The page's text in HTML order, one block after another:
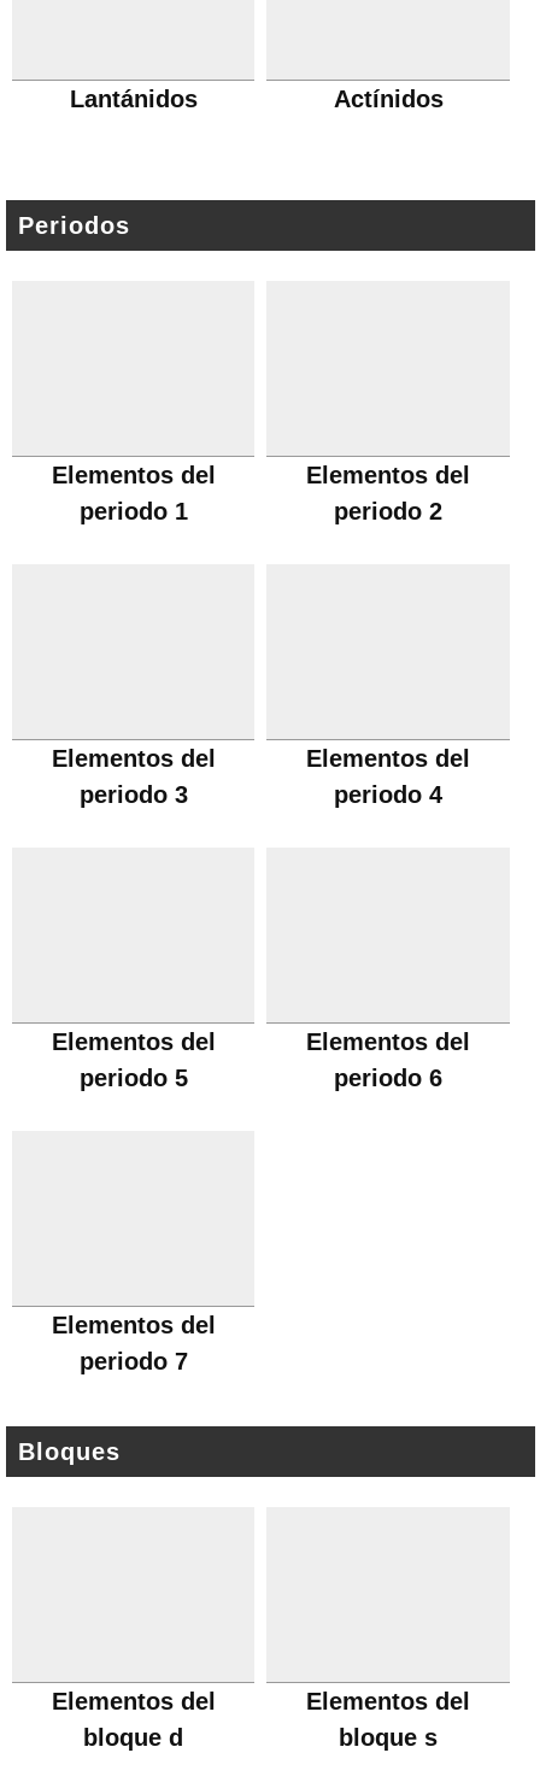
Lantánidos Actínidos
Periodos
Elementos del
periodo 1
Elementos del
periodo 2
Elementos del
periodo 3
Elementos del
periodo 4
Elementos del
periodo 5
Elementos del
periodo 6
Elementos del
periodo 7
Bloques
Elementos del
bloque d
Elementos del
bloque s